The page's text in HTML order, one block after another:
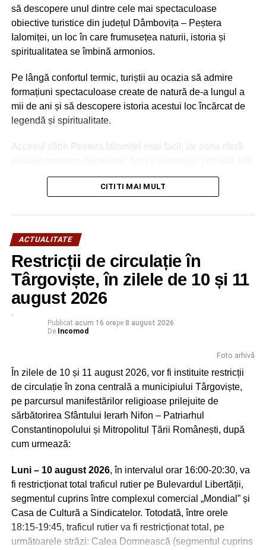
să descopere unul dintre cele mai spectaculoase
obiective turistice din județul Dâmbovița – Peștera
Ialomiței, un loc în care frumusețea naturii, istoria și
spiritualitatea se îmbină armonios.
Pe lângă confortul termic, turiștii au ocazia să admire
formațiuni spectaculoase create de natură de-a lungul a
mii de ani și să descopere istoria acestui loc încărcat de
legendă și spiritualitate.
Accesul către Peștera Ialomiței este facil, iar zona oferă
pentru familii cu copii, cât și pentru iubitorii de natură,
drumeție și patrimoniu.
Peştera Ialomiţei este situată în localitatea Moroeni,
judetul Dâmboviţa, pe versantul drept al Cheilor Ialomiţei,
la o altitudine de 1.660 m, scobită în calcarele jurasice ale
Muntelui Bătrâna. Numele acesteia vine de la râul
Ialomiţa, care izvorăşte la 10 km distanţă din circul glaciar
numit Obârşia Ialomiţei, situată sub Vârful Găvanele
(2.479 m), aflat la 600 m de Vârful Omu şi la o distanţă
mai mică de Vârful Ocolit, numit şi Bucura Dumbravă.
Încărcătura deosebită a acestor locuri i-a atras de-a lungul
timpului atât pe daci, cât şi pe primii creştini, călugării,
care se aflau în căutarea însingurării şi a unui loc de
rugăciune departe de zgomotul lumii. Se spune că în
CITITI MAI MULT
ACTUALITATE
Restricții de circulație în
Târgoviște, în zilele de 10 și 11
august 2026
Publicat acum 16 orepe 8 august 2026
De Incomod
Foto arhivă
În zilele de 10 și 11 august 2026, vor fi instituite restricții
de circulație în zona centrală a municipiului Târgoviște,
pe parcursul manifestărilor religioase prilejuite de
sărbătorirea Sfântului Ierarh Nifon – Patriarhul
Constantinopolului și Mitropolitul Țării Românești, după
cum urmează:
Luni – 10 august 2026, în intervalul orar 16:00-20:30, va
fi restricționat total traficul rutier pe Bulevardul Libertății,
segmentul cuprins între complexul comercial „Mondial” și
Casa de Cultură a Sindicatelor. Totodată, între orele
18:15-19:45, traficul rutier va fi restricționat total, pe
următoarele străzi: Calea Domnească (segmentul cuprins